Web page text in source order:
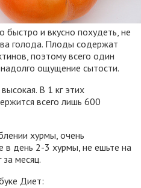
и вкусно похудеть, не
голода. Плоды содержат
поэтому всего один
ощущение сытости.
В 1 кг этих
всего лишь 600
хурмы, очень
в день 2-3 хурмы, не ешьте на
месяц.
Диет: